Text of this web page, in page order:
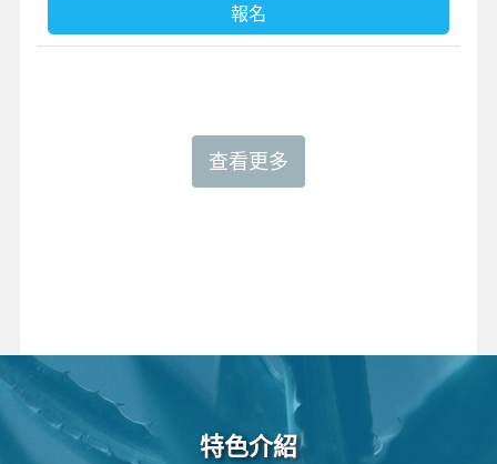
特色介紹
報名
查看更多